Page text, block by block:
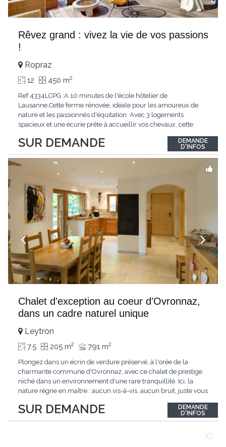
Rêvez grand : vivez la vie de vos passions
!
SUR DEMANDE
Ropraz
12 450 m2
Ref 4334LCPG :A 10 minutes de l'école hôtelier de
Lausanne.Cette ferme rénovée, idéale pour les amoureux de
nature et les passionnés d'équitation. Avec 3 logements
spacieux et une écurie prête à accueillir vos chevaux, cette
authentique et confort moderne. - 3 logements confortables :
duplex 2,5 pièces, duplex 4,5 pièces avec...
DEMANDE
D'INFOS
Chalet d'exception au coeur d'Ovronnaz,
dans un cadre naturel unique
SUR DEMANDE
Leytron
7.5 205 m2 791 m2
Plongez dans un écrin de verdure préservé, à l'orée de la
charmante commune d'Ovronnaz, avec ce chalet de prestige
niché dans un environnement d'une rare tranquillité. Ici, la
nature règne en maître : aucun vis-à-vis, aucun bruit, juste vous
par ses finitions de très haut standing et ses matériaux nobles.
Le bois de mélèze...
DEMANDE
D'INFOS